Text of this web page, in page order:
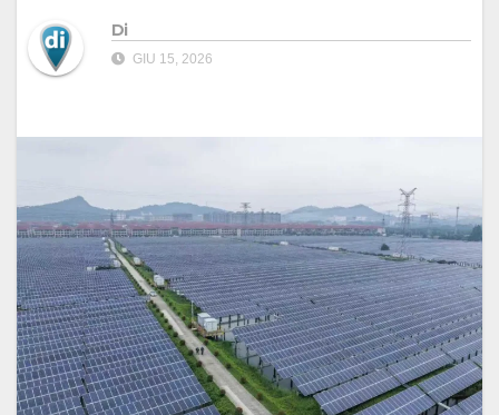
Di
GIU 15, 2026